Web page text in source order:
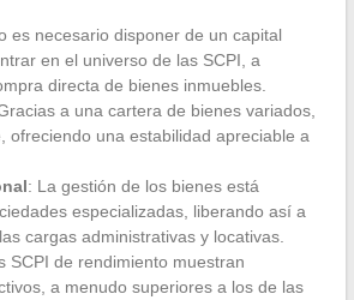
es necesario disponer de un capital
en el universo de las SCPI, a
directa de bienes inmuebles.
a una cartera de bienes variados,
ofreciendo una estabilidad apreciable a
: La gestión de los bienes está
especializadas, liberando así a
cargas administrativas y locativas.
SCPI de rendimiento muestran
a menudo superiores a los de las